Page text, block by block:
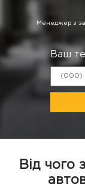
Менеджер з
Ваш
Від чого